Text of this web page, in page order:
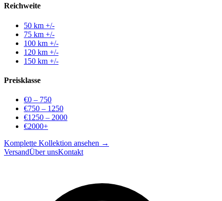
Reichweite
50 km +/-
75 km +/-
100 km +/-
120 km +/-
150 km +/-
Preisklasse
€0 – 750
€750 – 1250
€1250 – 2000
€2000+
Komplette Kollektion ansehen →
VersandÜber unsKontakt